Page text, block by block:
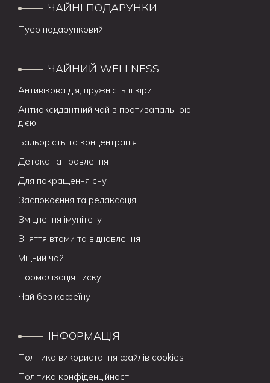
ЧАЙНІ ПОДАРУНКИ
Пуер подарунковий
ЧАЙНИЙ WELLNESS
Антивікова дія, пружність шкіри
Антиоксидантний чай з протизапальною
дією
Бадьорість та концентрація
Детокс та травлення
Для покращення сну
Заспокоєння та релаксація
Зміцнення імунітету
Зняття втоми та відновлення
Міцний чай
Нормалізація тиску
Чай без кофеїну
ІНФОРМАЦІЯ
Політика використання файлів cookies
Політика конфіденційності